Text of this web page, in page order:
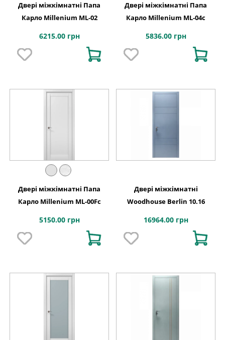
Двері міжкімнатні Папа
Карло Millenium ML-02
6215.00 грн
Двері міжкімнатні Папа
Карло Millenium ML-04с
5836.00 грн
Двері міжкімнатні Папа
Карло Millenium ML-00Fс
5150.00 грн
Двері міжкімнатні
Woodhouse Berlin 10.16
16964.00 грн